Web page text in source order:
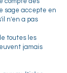
sage accepte en
n'en a pas
toutes les
jamais